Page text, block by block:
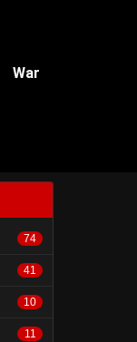
War
74
41
10
11